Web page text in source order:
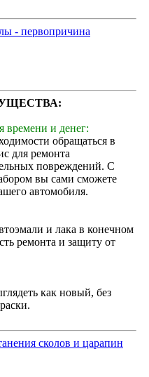
- первопричина
времени и денег:
обращаться в
для ремонта
повреждений. С
вы сами сможете
автомобиля.
и лака в конечном
ремонта и защиту от
как новый, без
сколов и царапин